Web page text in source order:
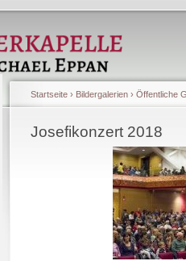
Startseite › Bildergalerien › Öffentliche
Josefikonzert 2018